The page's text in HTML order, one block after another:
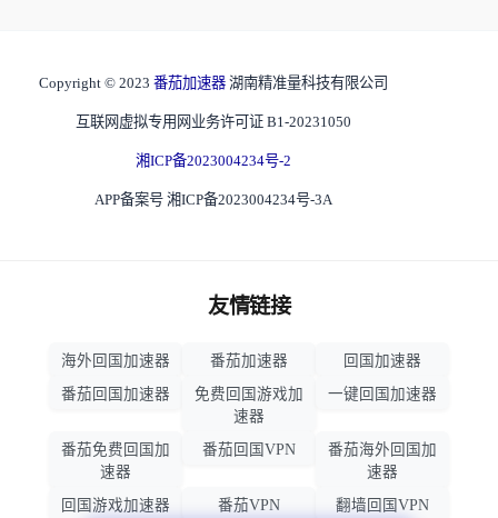
Copyright © 2023 番茄加速器 湖南精准量科技有限公司
互联网虚拟专用网业务许可证 B1-20231050
湘ICP备2023004234号-2
APP备案号 湘ICP备2023004234号-3A
友情链接
海外回国加速器 番茄加速器
回国加速器
番茄回国加速器
免费回国游戏加
速器
一键回国加速器
番茄免费回国加
速器
番茄回国VPN
番茄海外回国加
速器
回国游戏加速器
番茄VPN 翻墙回国VPN